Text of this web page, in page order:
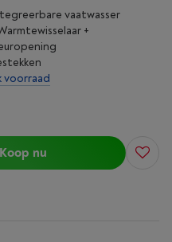
vaatwasser
+
voorraad
Koop nu